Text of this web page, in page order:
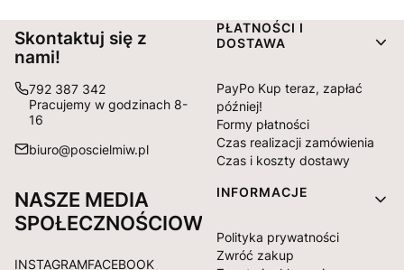
Skontaktuj się z
nami!
792 387 342
Pracujemy w godzinach 8-
16
biuro@poscielmiw.pl
NASZE MEDIA
SPOŁECZNOŚCIOWE:
INSTAGRAMFACEBOOK
Linki w stopce
PŁATNOŚCI I
DOSTAWA
PayPo Kup teraz, zapłać
później!
Formy płatności
Czas realizacji zamówienia
Czas i koszty dostawy
INFORMACJE
Polityka prywatności
Zwróć zakup